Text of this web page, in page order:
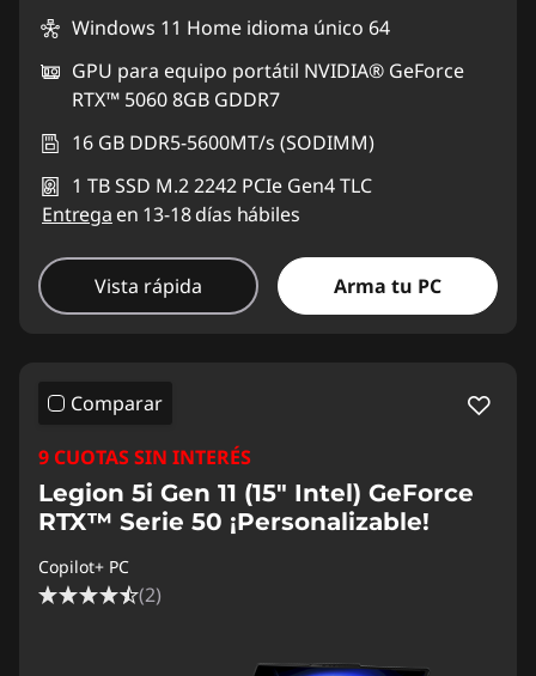
Windows 11 Home idioma único 64
GPU para equipo portátil NVIDIA® GeForce
RTX™ 5060 8GB GDDR7
16 GB DDR5-5600MT/s (SODIMM)
1 TB SSD M.2 2242 PCIe Gen4 TLC
Entrega en 13-18 días hábiles
Vista rápida Arma tu PC
Comparar
9 CUOTAS SIN INTERÉS
Legion 5i Gen 11 (15" Intel) GeForce
RTX™ Serie 50 ¡Personalizable!
Copilot+ PC
(2)